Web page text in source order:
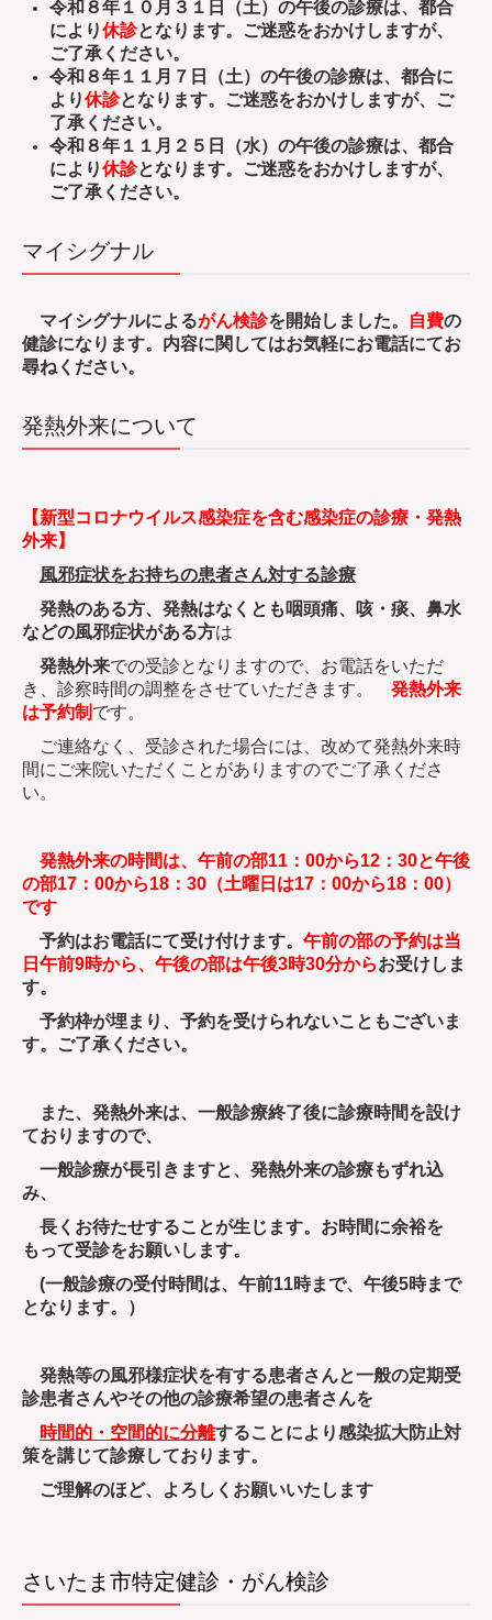
令和８年１０月３１日（土）の午後の診療は、都合
により休診となります。ご迷惑をおかけしますが、
ご了承ください。
令和８年１１月７日（土）の午後の診療は、都合に
より休診となります。ご迷惑をおかけしますが、ご
了承ください。
令和８年１１月２５日（水）の午後の診療は、都合
により休診となります。ご迷惑をおかけしますが、
ご了承ください。
マイシグナル
マイシグナルによるがん検診を開始しました。 自費の
健診になります。内容に関してはお気軽にお電話にてお
尋ねください。
発熱外来について
【新型コロナウイルス感染症を含む感染症の診療・発熱
外来】
風邪症状をお持ちの患者さん対する診療
発熱のある方、発熱はなくとも咽頭痛、咳・痰、鼻水
などの風邪症状がある方は
発熱外来での受診となりますので、お電話をいただ
き、診察時間の調整をさせていただきます。 発熱外来
は予約制 です。
ご連絡なく、受診された場合には、改めて発熱外来時
間にご来院いただくことがありますのでご了承くださ
い。
発熱外来の時間は、午前の部11：00から12：30と午後
の部17：00から18：30（土曜日は17：00から18：00）
です
予約はお電話にて受け付けます。 午前の部の予約は当
日午前9時から、午後の部は午後3時30分からお受けしま
す。
予約枠が埋まり、予約を受けられないこともございま
す。ご了承ください。
また、発熱外来は、一般診療終了後に診療時間を設け
ておりますので、
一般診療が長引きますと、発熱外来の診療もずれ込
み、
長くお待たせすることが生じます。お時間に余裕を
もって受診をお願いします。
(一般診療の受付時間は、午前11時まで、午後5時まで
となります。）
発熱等の風邪様症状を有する患者さんと一般の定期受
診患者さんやその他の診療希望の患者さんを
時間的・空間的に分離することにより感染拡大防止対
策を講じて診療しております。
ご理解のほど、よろしくお願いいたします
さいたま市特定健診・がん検診